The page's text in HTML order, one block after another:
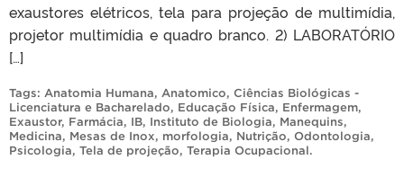
exaustores elétricos, tela para projeção de multimídia,
projetor multimídia e quadro branco. 2) LABORATÓRIO
[…]
Tags: Anatomia Humana, Anatomico, Ciências Biológicas -
Licenciatura e Bacharelado, Educação Física, Enfermagem,
Exaustor, Farmácia, IB, Instituto de Biologia, Manequins,
Medicina, Mesas de Inox, morfologia, Nutrição, Odontologia,
Psicologia, Tela de projeção, Terapia Ocupacional.